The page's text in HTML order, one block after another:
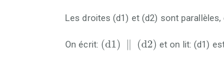
Les droites (d1) et (d2) sont
On écrit: (d1) (d2)
( d1) ∥ d2) et on lit: (d1)